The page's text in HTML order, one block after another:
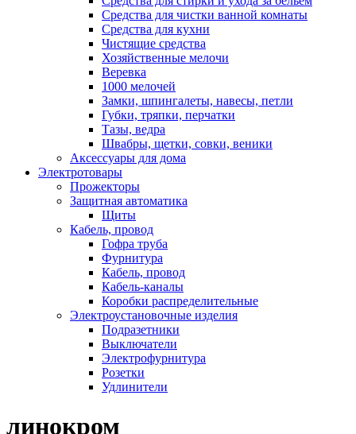
Средства для чистки ванной комнаты
Средства для кухни
Чистящие средства
Хозяйственные мелочи
Веревка
1000 мелочей
Замки, шпингалеты, навесы, петли
Губки, тряпки, перчатки
Тазы, ведра
Швабры, щетки, совки, веники
Аксессуары для дома
Электротовары
Прожекторы
Защитная автоматика
Щиты
Кабель, провод
Гофра труба
Фурнитура
Кабель, провод
Кабель-каналы
Коробки распределительные
Электроустановочные изделия
Подразетники
Выключатели
Электрофурнитура
Розетки
Удлинители
линокром